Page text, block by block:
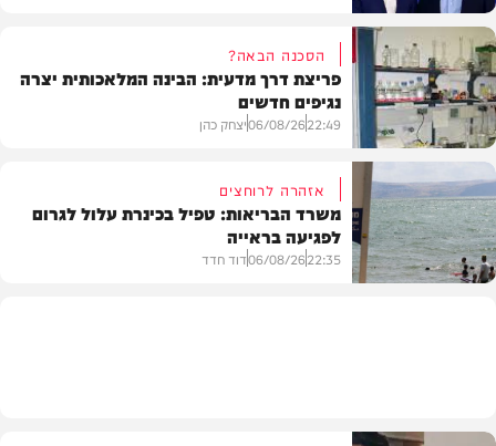
פוליטי
בריאות
הסכנה הבאה?
פריצת דרך מדעית: הבינה המלאכותית יצרה
נגיפים חדשים
22:49
06/08/26יצחק כהן
אזהרה לרוחצים
משרד הבריאות: טפיל בכינרת עלול לגרום
לפגיעה בראייה
22:35
06/08/26דוד חדד